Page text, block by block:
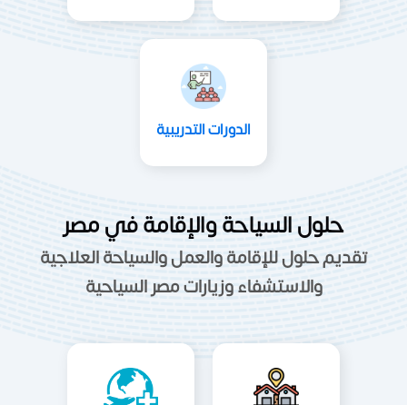
الدورات التدريبية
حلول السياحة والإقامة في مصر
تقديم حلول للإقامة والعمل والسياحة العلاجية
والاستشفاء وزيارات مصر السياحية